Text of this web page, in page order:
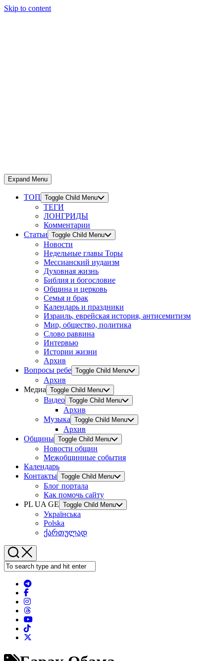
Skip to content
Expand Menu
ТОП Toggle Child Menu
ТЕГИ
ЛОНГРИДЫ
Комментарии
Статьи Toggle Child Menu
Новости
Недельные главы Торы
Мессианский иудаизм
Духовная жизнь
Библия и богословие
Община и церковь
Семья и брак
Календарь и праздники
Израиль, еврейская история, антисемитизм
Мир, общество, политика
Слово раввина
Интервью
Истории жизни
Архив
Вопросы ребе Toggle Child Menu
Архив
Медиа Toggle Child Menu
Видео Toggle Child Menu
Архив
Музыка Toggle Child Menu
Архив
Общины Toggle Child Menu
Новости общин
Межобщинные события
Календарь
Контакты Toggle Child Menu
Блог портала
Как помочь сайту
PL UA GE Toggle Child Menu
Українська
Polska
ქართულად